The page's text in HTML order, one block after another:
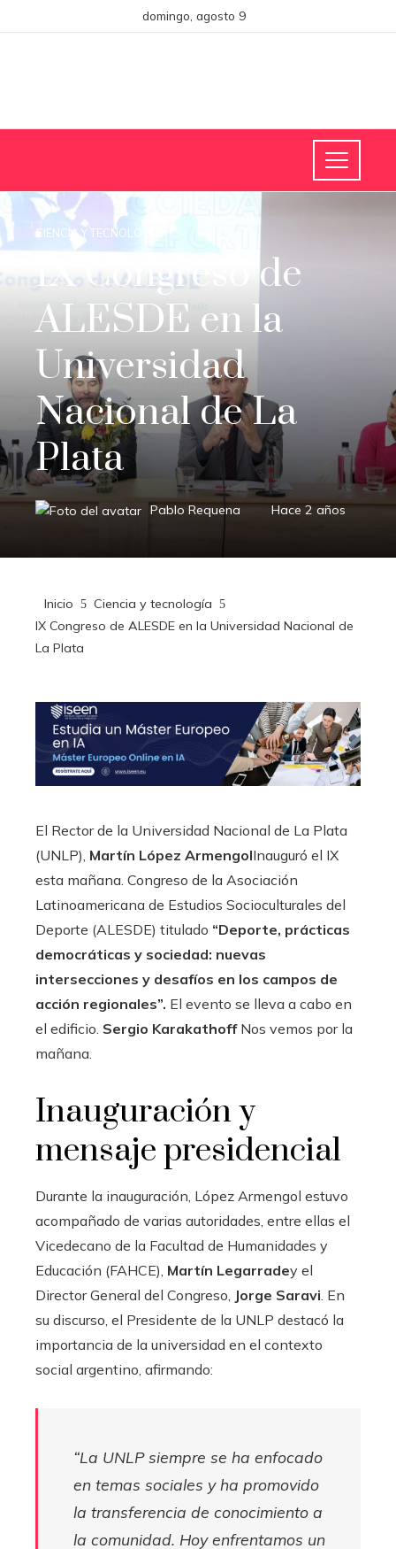
domingo, agosto 9
CIENCIA Y TECNOLOGÍA
IX Congreso de
ALESDE en la
Universidad
Nacional de La
Plata
Pablo Requena Hace 2 años
Inicio
Ciencia y tecnología
IX Congreso de ALESDE en la Universidad Nacional de
La Plata
El Rector de la Universidad Nacional de La Plata
(UNLP), Martín López ArmengolInauguró el IX
esta mañana. Congreso de la Asociación
Latinoamericana de Estudios Socioculturales del
Deporte (ALESDE) titulado “Deporte, prácticas
democráticas y sociedad: nuevas
intersecciones y desafíos en los campos de
acción regionales”. El evento se lleva a cabo en
el edificio. Sergio KarakathoffNos vemos por la
mañana.
Inauguración y
mensaje presidencial
Durante la inauguración, López Armengol estuvo
acompañado de varias autoridades, entre ellas el
Vicedecano de la Facultad de Humanidades y
Educación (FAHCE), Martín Legarradey el
Director General del Congreso, Jorge Saravi . En
su discurso, el Presidente de la UNLP destacó la
importancia de la universidad en el contexto
social argentino, afirmando:
“La UNLP siempre se ha enfocado
en temas sociales y ha promovido
la transferencia de conocimiento a
la comunidad. Hoy enfrentamos un